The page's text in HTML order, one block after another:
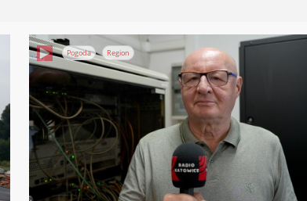
Pogoda Region